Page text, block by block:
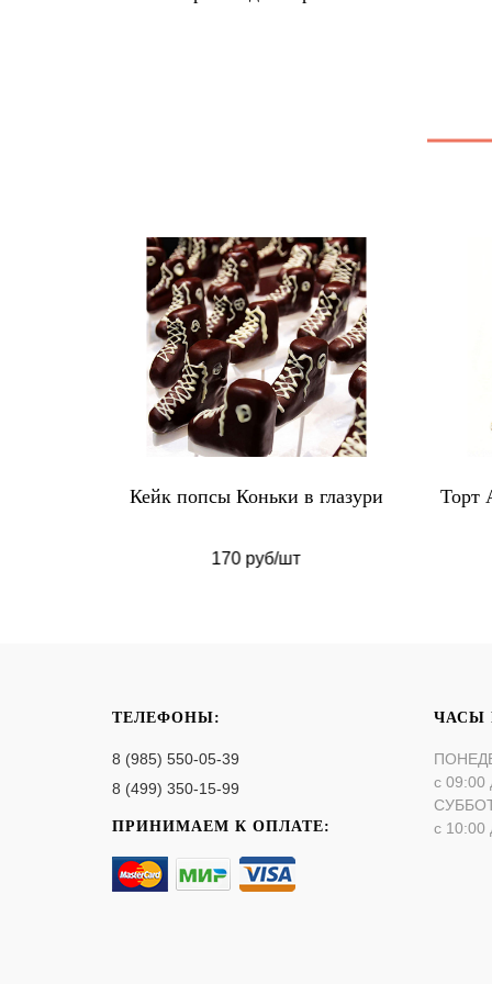
Кейк попсы Коньки в глазури
170 руб/шт
Торт
ТЕЛЕФОНЫ:
8 (985) 550-05-39
8 (499) 350-15-99
ПРИНИМАЕМ К ОПЛАТЕ:
ЧАСЫ
с 09:00
с 10:00